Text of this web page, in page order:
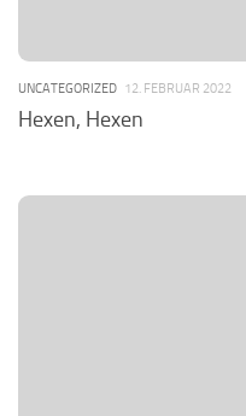
UNCATEGORIZED 12. FEBRUAR 2022
Hexen, Hexen